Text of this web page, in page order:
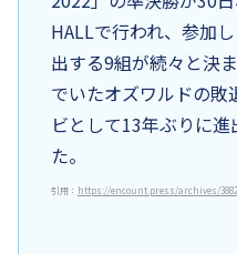
HALLで行われ、参加
出する9組が続々と決
でいたオズワルドの
ビとして13年ぶりに
た。
引用： https://encount.press/archives/